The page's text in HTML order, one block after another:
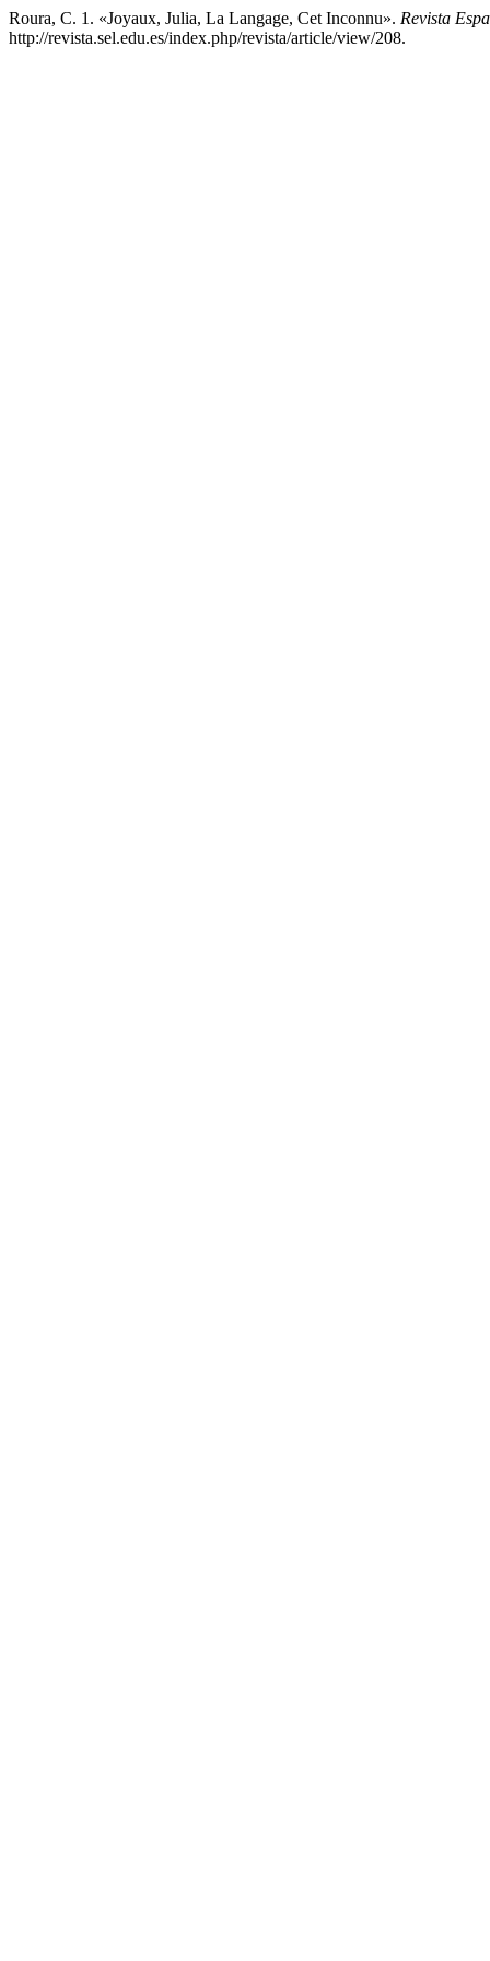
Roura, C. 1. «Joyaux, Julia, La Langage, Cet Inconnu». Revista
http://revista.sel.edu.es/index.php/revista/article/view/208.